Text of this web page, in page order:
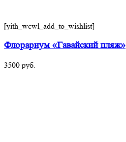
[yith_wcwl_add_to_wishlist]
Флорариум «Гавайский пляж»
3500 руб.